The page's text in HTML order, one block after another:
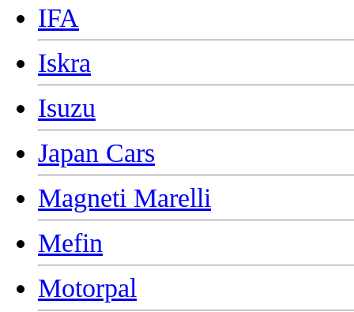
IFA
Iskra
Isuzu
Japan Cars
Magneti Marelli
Mefin
Motorpal